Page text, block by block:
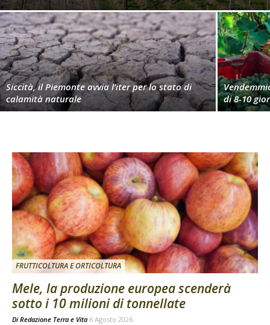
Siccità, il Piemonte avvia l’iter per lo stato di
calamità naturale
di 8-10
FRUTTICOLTURA E ORTICOLTURA
Mele, la produzione europea scenderà
sotto i 10 milioni di tonnellate
Di Redazione Terra e Vita 6 Agosto 2026